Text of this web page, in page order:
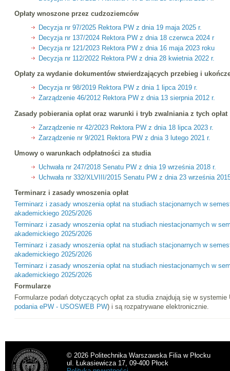
Opłaty wnoszone przez cudzoziemców
Decyzja nr 97/2025 Rektora PW z dnia 19 maja 2025 r.
Decyzja nr 137/2024 Rektora PW z dnia 18 czerwca 2024 r
Decyzja nr 121/2023 Rektora PW z dnia 16 maja 2023 roku
Decyzja nr 112/2022 Rektora PW z dnia 28 kwietnia 2022 r.
Opłaty za wydanie dokumentów stwierdzających przebieg i
Decyzja nr 98/2019 Rektora PW z dnia 1 lipca 2019 r.
Zarządzenie 46/2012 Rektora PW z dnia 13 sierpnia 2012 r.
Zasady pobierania opłat oraz warunki i tryb zwalniania z tych opłat
Zarządzenie nr 42/2023 Rektora PW z dnia 18 lipca 2023 r.
Zarządzenie nr 9/2021 Rektora PW z dnia 3 lutego 2021 r.
Umowy o warunkach odpłatności za studia
Uchwała nr 247/2018 Senatu PW z dnia 19 września 2018 r.
Uchwała nr 332/XLVIII/2015 Senatu PW z dnia 23 września
Terminarz i zasady wnoszenia opłat
Terminarz i zasady wnoszenia opłat na studiach stacjonarnych w
akademickiego 2025/2026
Terminarz i zasady wnoszenia opłat na studiach niestacjonarnych w
akademickiego 2025/2026
Terminarz i zasady wnoszenia opłat na studiach stacjonarnych w
akademickiego 2025/2026
Terminarz i zasady wnoszenia opłat na studiach niestacjonarnych w
akademickiego 2025/2026
Formularze
Formularze podań dotyczących opłat za studia znajdują się w systemie
podania ePW - USOSWEB PW) i są rozpatrywane elektronicznie.
© 2026 Politechnika Warszawska Filia w Płocku
ul. Łukasiewicza 17, 09-400 Płock